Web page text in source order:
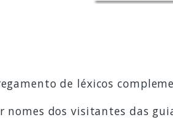
de léxicos
nomes dos visitantes das